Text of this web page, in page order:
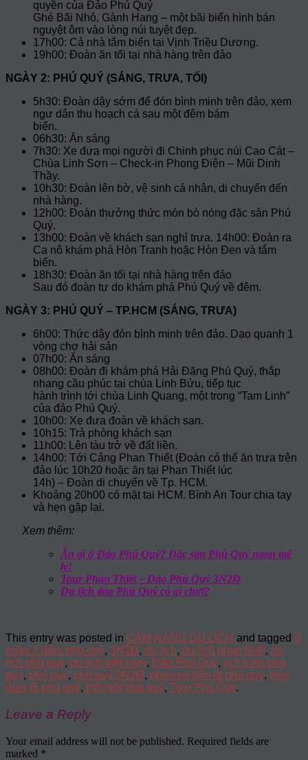
quyền của Đảo Phú Quý
Ghé Bãi Nhỏ, Gành Hang – một bãi biển hình bán
nguyệt ôm vào lòng núi tuyệt đẹp.
17h00: Cả nhà tắm biển tại Vịnh Triều Dương.
19h00: Đoàn ăn tối tại nhà hàng trên đảo
NGÀY 2: PHÚ QUÝ (SÁNG, TRƯA, TỐI)
5h30: Đoàn dậy sớm để đón bình minh trên đảo, xem
ngư dân thu hoạch cá sau một đêm bám
biển.
06h30: Ăn sáng
7h30: Xe đưa mọi người đi Chinh phục núi Cao Cát –
Chùa Linh Sơn – Check-in Phong Điện – Mũi Dinh
Thầy.
10h30: Đoàn lên bờ, vệ sinh cá nhân, di chuyến đến
nhà hàng.
12h00: Đoàn thưởng thức món bò nóng đặc sản Phú
Quý.
13h00: Đoàn về khách sạn nghỉ trưa. 14h00: Đoàn ra
Ca nô khám phá Hòn Tranh hoặc Hòn Đen và tắm
biển.
18h30: Đoàn ăn tối tại nhà hàng trên đảo
Sau đó đoàn tự do khám phá Phú Quý về đêm.
NGÀY 3: PHÚ QUÝ – TP.HCM (SÁNG, TRƯA)
6h00: Thức dậy đón bình minh trên đảo. Dạo quanh 1
vòng chợ hải sản
07h00: Ăn sáng
08h00: Đoàn đi khám phá Hải Đăng Phú Quý, thắp
nhang cầu phúc tại chùa Linh Bửu, tiếp tục
hành trình tới chùa Linh Quang, một trong “Tam Linh”
của đảo Phú Quý.
10h00: Xe đưa đoàn về khách sạn.
10h15: Trả phòng khách sạn
11h00: Lên tàu trở về đất liền.
14h00: Tới Cảng Phan Thiết (Đoàn có thể ăn trưa trên
đảo lúc 10h20 hoặc ăn tại Phan Thiết lúc
14h) – Đoàn di chuyển về Tp. HCM.
Khoảng 20h00 có mặt tại HCM. Bình An Tour chia tay
và hẹn gặp lại.
Xem thêm:
Ăn gì ở Đảo Phú Quý? Đặc sản Phú Quý ngon mê
ly!
Tour Phan Thiết – Đảo Phú Quý 3N2Đ
Du lịch đảo Phú Quý có gì chơi?
This entry was posted in CẨM NANG DU LỊCH and tagged 3
ngày 2 đêm phú quý, 3N2Đ, du lịch, du lịch phan thiết, du
lịch phú quý, du lịch việt nam, Đảo Phú Quý, lịch trình phú
quý, phú quý, phú quý 3N2Đ, phương tiện đi phú quý, thời
gian đi phú quý, thời tiết phú quý, Tour Phú Qúy.
Leave a Reply
Your email address will not be published. Required fields are
marked *